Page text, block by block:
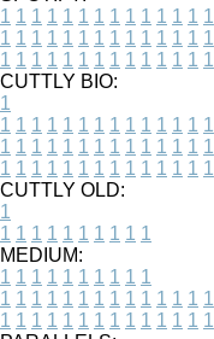
1 1 1 1 1 1 1 1 1 1 1 1 1 1
1 1 1 1 1 1 1 1 1 1 1 1 1 1
1 1 1 1 1 1 1 1 1 1 1 1 1 1
CUTTLY BIO:
1
1 1 1 1 1 1 1 1 1 1 1 1 1 1
1 1 1 1 1 1 1 1 1 1 1 1 1 1
1 1 1 1 1 1 1 1 1 1 1 1 1 1
CUTTLY OLD:
1
1 1 1 1 1 1 1 1 1 1
MEDIUM:
1 1 1 1 1 1 1 1 1 1
1 1 1 1 1 1 1 1 1 1 1 1 1 1
1 1 1 1 1 1 1 1 1 1 1 1 1 1